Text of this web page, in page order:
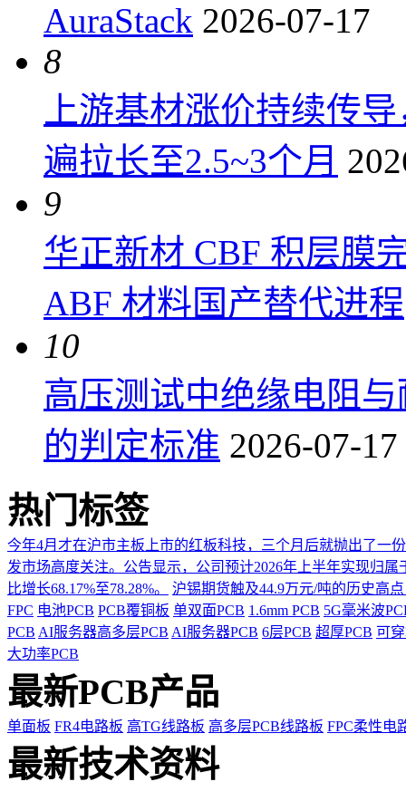
AuraStack 2026-07-17
8
上游基材涨价持续传
遍拉长至2.5~3个月
9
华正新材 CBF 积层膜
ABF 材料国产替代进程
10
高压测试中绝缘电阻
的判定标准 2026-07-17
热门标签
今年4月才在沪市主板上市的红板科技，三个月后就抛出了一
发市场高度关注。公告显示，公司预计2026年上半年实现归
比增长68.17%至78.28%。
沪锡期货触及44.9万元/吨的历史高
FPC 电池PCB PCB覆铜板 单双面PCB 1.6mm PCB 5G毫米波
PCB AI服务器高多层PCB AI服务器PCB 6层PCB 超厚PCB 可
大功率PCB
最新PCB产品
单面板 FR4电路板 高TG线路板 高多层PCB线路板 FPC柔性电
最新技术资料